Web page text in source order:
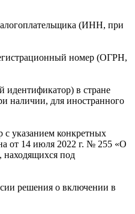
(ИНН, при
номер (ОГРН,
идентификатор) в стране
наличии, для иностранного
с указанием конкретных
от 14 июля 2022 г. № 255 «О
находящихся под
решения о включении в